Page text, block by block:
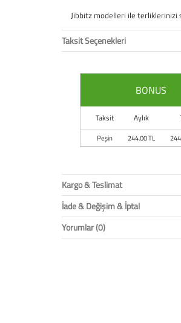
Jibbitz modelleri ile terliklerinizi
Taksit Seçenekleri
BONUS
Taksit Aylık
Peşin 244.00 TL
Kargo & Teslimat
İade & Değişim & İptal
Yorumlar (0)